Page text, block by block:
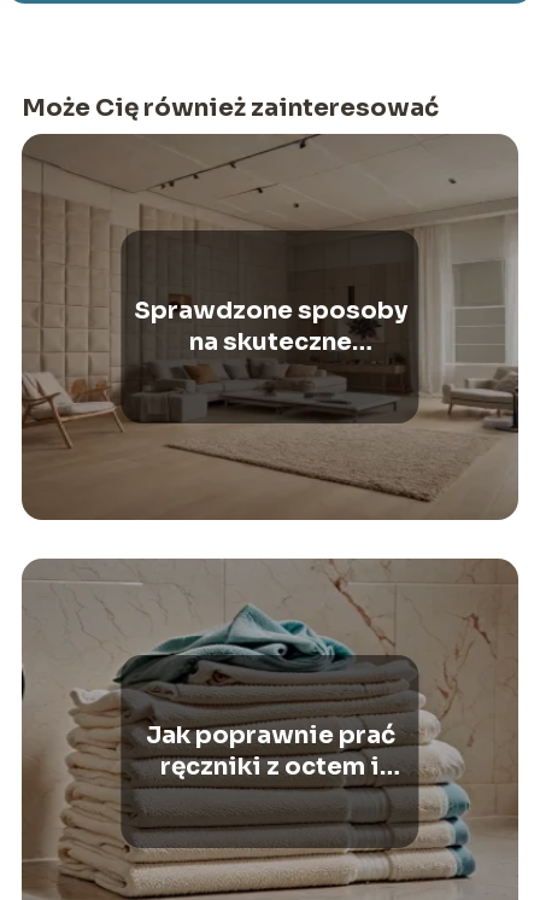
Może Cię również zainteresować
Sprawdzone sposoby
na skuteczne
wygłuszenie pokoju
Jak poprawnie prać
ręczniki z octem i
sodą?